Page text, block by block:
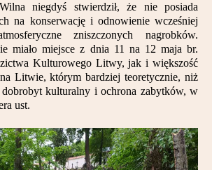
niegdyś stwierdził, że nie posiada
na konserwację i odnowienie wcześniej
zniszczonych nagrobków.
miało miejsce z dnia 11 na 12 maja br.
Kulturowego Litwy, jak i większość
Litwie, którym bardziej teoretycznie, niż
kulturalny i ochrona zabytków, w
ust.